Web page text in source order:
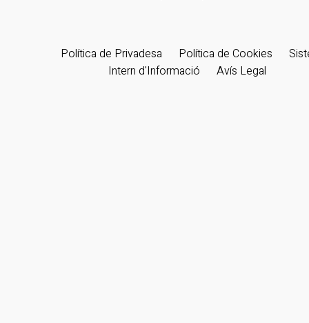
Política de Privadesa Política de Cookies
Intern d'Informació
Avís Legal